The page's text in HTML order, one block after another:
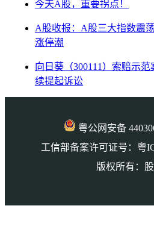
今天A股，重要拐点！
A股收报：A股三大指数震
涨停潮
向日葵（300111）索赔示
续提起诉讼
粤公网安备
工信部备案许可证号：粤
版权所有：